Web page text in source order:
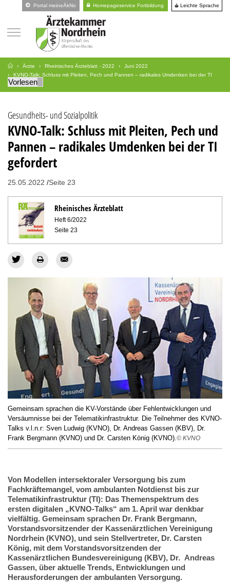
Portal meineÄkNo Homepageservice Fortbildung Leichte Sprache
Ärzte Rheinisches Ärzteblatt - 2022
Juni 2022
KVNO-Talk: Schluss mit Pleiten, Pech und Pannen – radikales Umdenken bei der TI
gefordert
Vorlesen
Gesundheits- und Sozialpolitik
KVNO-Talk: Schluss mit Pleiten, Pech und
Pannen – radikales Umdenken bei der TI
gefordert
25.05.2022 Seite 23
Rheinisches Ärzteblatt
Heft 6/2022
Seite 23
Gemeinsam sprachen die KV-Vorstände über Fehlentwicklungen und
Versäumnisse bei der Telematikinfrastruktur. Die Teilnehmer des KVNO-
Talks v.l.n.r: Sven Ludwig (KVNO), Dr. Andreas Gassen (KBV), Dr.
Frank Bergmann (KVNO) und Dr. Carsten König (KVNO). © KVNO
Von Modellen intersektoraler Versorgung bis zum
Fachkräftemangel, vom ambulanten Notdienst bis zur
Telematikinfrastruktur (TI): Das Themenspektrum des
ersten digitalen „KVNO-Talks“ am 1. April war denkbar
vielfältig. Gemeinsam sprachen Dr. Frank Bergmann,
Vorstandsvorsitzender der Kassenärztlichen Vereinigung
Nordrhein (KVNO), und sein Stellvertreter, Dr. Carsten
König, mit dem Vorstandsvorsitzenden der
Kassenärztlichen Bundesvereinigung (KBV), Dr. Andreas
Gassen, über aktuelle Trends, Entwicklungen und
Herausforderungen der ambulanten Versorgung.